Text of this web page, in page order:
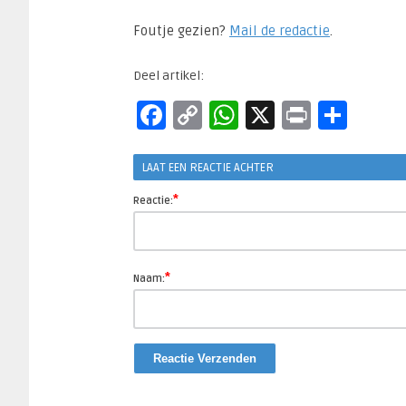
Foutje gezien? Mail de redactie.​
Deel artikel:
Facebook
CopyWhatsApp
X Print
LAAT EEN REACTIE ACHTER
Reactie:*
Naam:*